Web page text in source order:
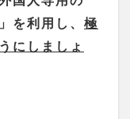
を利用し、 極
にしましょ